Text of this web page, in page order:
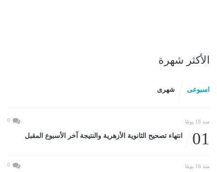
الأكثر شهرة
اسبوعى شهرى
منذ 18 يومًا 0
01 انتهاء تصحيح الثانوية الأزهرية والنتيجة آخر الأسبوع المقبل
منذ 16 يومًا 0